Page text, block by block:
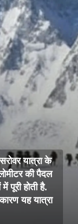
यात्रा के
की पैदल
पूरी होती है.
यह यात्रा